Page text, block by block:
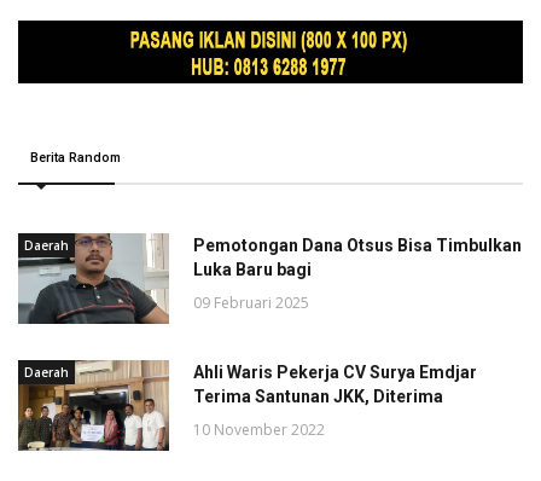
Berita Random
Daerah
Pemotongan Dana Otsus Bisa Timbulkan
Luka Baru bagi
09 Februari 2025
Daerah
Ahli Waris Pekerja CV Surya Emdjar
Terima Santunan JKK, Diterima
10 November 2022